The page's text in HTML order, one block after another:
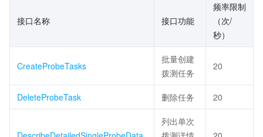
接口名称 接口功能
频率限制
（次/
秒）
CreateProbeTasks
批量创建
拨测任务
20
DeleteProbeTask 删除任务 20
列出单次